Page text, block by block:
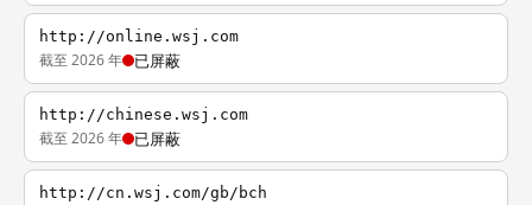
http://online.wsj.com
截至 2026 年 已屏蔽
http://chinese.wsj.com
截至 2026 年 已屏蔽
http://cn.wsj.com/gb/bch